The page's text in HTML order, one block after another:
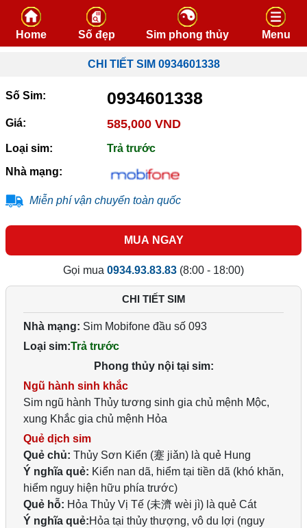
Skip to content
Home Số đẹp Sim phong thủy Menu
CHI TIẾT SIM 0934601338
Số Sim: 0934601338
Giá: 585,000 VND
Loại sim:
Trả trước
Nhà mạng:
Miễn phí vận chuyển toàn quốc
MUA NGAY
Gọi mua 0934.93.83.83 (8:00 - 18:00)
CHI TIẾT SIM
Nhà mạng: Sim Mobifone đầu số 093
Loại sim:Trả trước
Phong thủy nội tại sim:
Ngũ hành sinh khắc
Sim ngũ hành Thủy tương sinh gia chủ mệnh Mộc,
xung Khắc gia chủ mệnh Hỏa
Quẻ dịch sim
Quẻ chủ: Thủy Sơn Kiển (蹇 jiǎn) là quẻ Hung
Ý nghĩa quẻ: Kiển nan dã, hiểm tại tiền dã (khó khăn,
hiểm nguy hiện hữu phía trước)
Quẻ hỗ: Hỏa Thủy Vị Tế (未濟 wèi jì) là quẻ Cát
Ý nghĩa quẻ:Hỏa tại thủy thượng, vô du lợi (nguy